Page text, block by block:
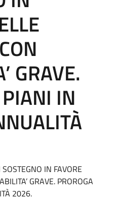
GRAVE.
IN
IN FAVORE
GRAVE. PROROGA
2026.